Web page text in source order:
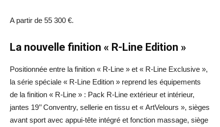
A partir de 55 300 €.
La nouvelle finition « R-Line Edition »
Positionnée entre la finition « R-Line » et « R-Line Exclusive »,
la série spéciale « R-Line Edition » reprend les équipements
de la finition « R-Line » : Pack R-Line extérieur et intérieur,
jantes 19’’ Conventry, sellerie en tissu et « ArtVelours », sièges
avant sport avec appui-tête intégré et fonction massage, siège